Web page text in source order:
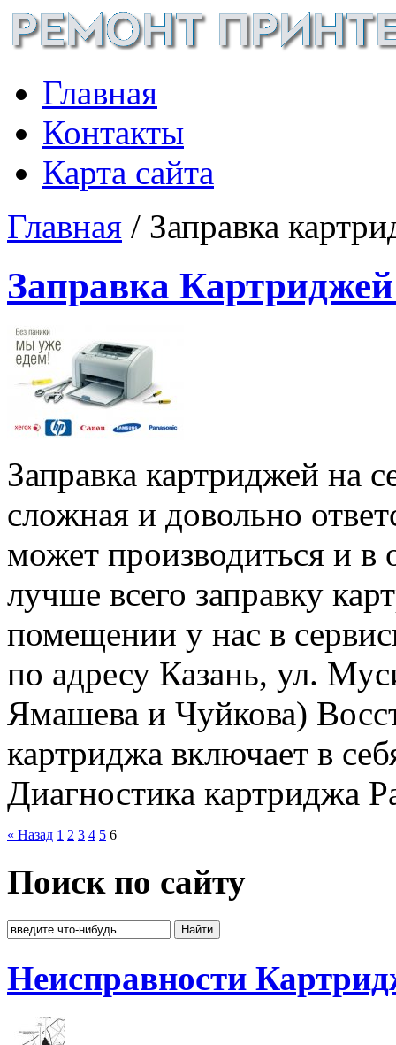
Главная
Контакты
Карта сайта
Главная / Заправка
Заправка
Заправка картриджей на
сложная и довольно
может производиться и в
лучше всего заправку
помещении у нас в
по адресу Казань, ул.
Ямашева и Чуйкова)
картриджа включает в
Диагностика картриджа
« Назад 1 2 3 4 5 6
Поиск по сайту
Неисправности